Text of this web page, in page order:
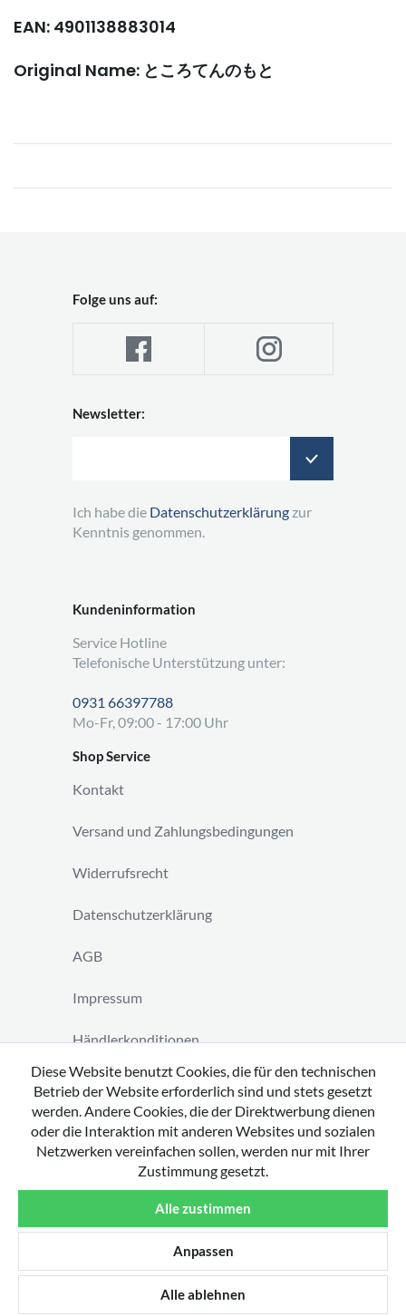
EAN: 4901138883014
Original Name: ところてんのもと
Kundeninformation
Service Hotline
Telefonische Unterstützung unter:
0931 66397788
Mo-Fr, 09:00 - 17:00 Uhr
Shop Service
Kontakt
Versand und Zahlungsbedingungen
Widerrufsrecht
Datenschutzerklärung
AGB
Impressum
Händlerkonditionen
Vertrag widerrufen
Folge uns auf:
Newsletter:
Ich habe die Datenschutzerklärung zur
Kenntnis genommen.
Copyright 2026 by tavato GmbH
Diese Website benutzt Cookies, die für den technischen
Betrieb der Website erforderlich sind und stets gesetzt
werden. Andere Cookies, die der Direktwerbung dienen
oder die Interaktion mit anderen Websites und sozialen
Netzwerken vereinfachen sollen, werden nur mit Ihrer
Zustimmung gesetzt.